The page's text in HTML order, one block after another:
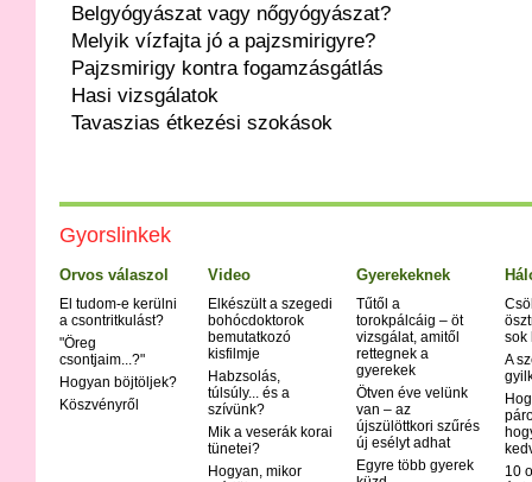
Belgyógyászat vagy nőgyógyászat?
Melyik vízfajta jó a pajzsmirigyre?
Pajzsmirigy kontra fogamzásgátlás
Hasi vizsgálatok
Tavaszias étkezési szokások
Gyorslinkek
Orvos válaszol
El tudom-e kerülni
a csontritkulást?
"Öreg
csontjaim...?"
Hogyan böjtöljek?
Köszvényről
Video
Elkészült a szegedi
bohócdoktorok
bemutatkozó
kisfilmje
Habzsolás,
túlsúly... és a
szívünk?
Mik a veserák korai
tünetei?
Hogyan, mikor
Gyerekeknek
Tűtől a
torokpálcáig – öt
vizsgálat, amitől
rettegnek a
gyerekek
Ötven éve velünk
van – az
újszülöttkori szűrés
új esélyt adhat
Egyre több gyerek
sok
A
10